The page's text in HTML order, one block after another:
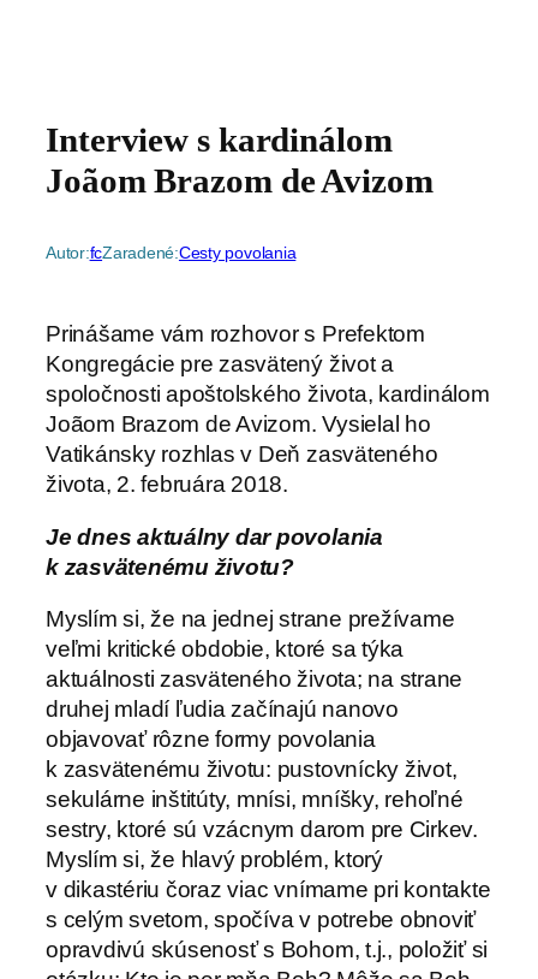
Interview s kardinálom
Joãom Brazom de Avizom
Autor:fcZaradené:Cesty povolania
Prinášame vám rozhovor s Prefektom
Kongregácie pre zasvätený život a
spoločnosti apoštolského života, kardinálom
Joãom Brazom de Avizom. Vysielal ho
Vatikánsky rozhlas v Deň zasväteného
života, 2. februára 2018.
Je dnes aktuálny dar povolania
k zasvätenému životu?
Myslím si, že na jednej strane prežívame
veľmi kritické obdobie, ktoré sa týka
aktuálnosti zasväteného života; na strane
druhej mladí ľudia začínajú nanovo
objavovať rôzne formy povolania
k zasvätenému životu: pustovnícky život,
sekulárne inštitúty, mnísi, mníšky, rehoľné
sestry, ktoré sú vzácnym darom pre Cirkev.
Myslím si, že hlavý problém, ktorý
v dikastériu čoraz viac vnímame pri kontakte
s celým svetom, spočíva v potrebe obnoviť
opravdivú skúsenosť s Bohom, t.j., položiť si